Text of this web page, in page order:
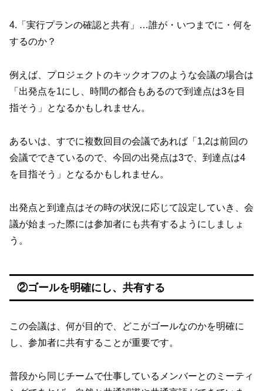
4.「実行プランの確認と共有」…誰が・いつまでに・何を
するのか？
例えば、プロジェクトのキックオフのような会議の場合は
「出発点を1にし、時間の都合もあるので到達点は3を目
指そう」となるかもしれません。
あるいは、すでに複数回目の会議であれば「1,2は前回の
会議でできているので、今回の出発点は3で、到達点は4
を目指そう」となるかもしれません。
出発点と到達点はその時の状況に応じて設定していき、会
議が始まった際には参加者にも共有するようにしましょ
う。
②ゴールを明確にし、共有する
この会議は、何が目的で、どこがゴールなのかを明確に
し、参加者に共有することが重要です。
普段から同じチームで仕事しているメンバーとのミーティ